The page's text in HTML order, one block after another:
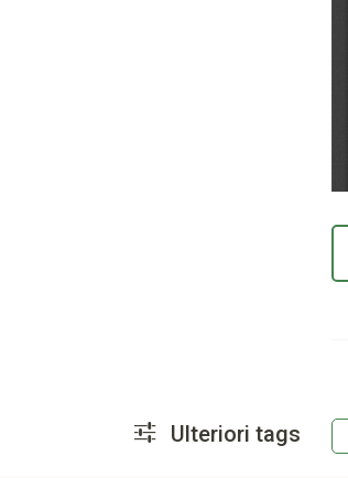
Ulteriori tags